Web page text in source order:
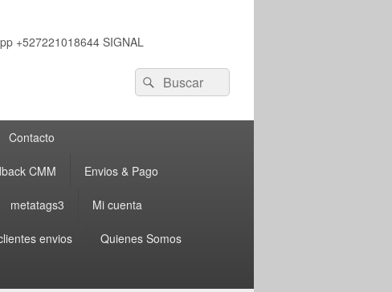
+527221018644 SIGNAL
Buscar
por:
Buscar
Contacto
CMM Envios & Pago
metatags3 Mi cuenta
envios Quienes Somos